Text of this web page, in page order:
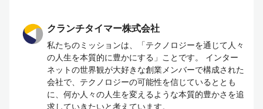
クランチタイマー株式会社
私たちのミッションは、「テクノロジーを通じて人々
の人生を本質的に豊かにする」ことです。 インター
ネットの世界観が大好きな創業メンバーで構成された
会社で、テクノロジーの可能性を信じているととも
に、何か人々の人生を変えるような本質的豊かさを追
求していきたいと考えています。